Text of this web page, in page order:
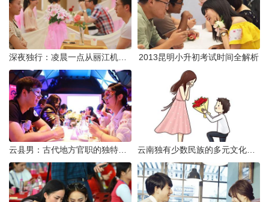
2013昆明小升初考试时间全解析